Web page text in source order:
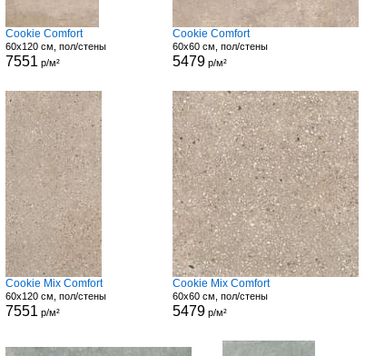
Cookie Comfort
60x120 см, пол/стены
7551 р/м²
Cookie Comfort
60x60 см, пол/стены
5479р/м²
Cookie Mix Comfort
60x120 см, пол/стены
7551 р/м²
Cookie Mix Comfort
60x60 см, пол/стены
5479р/м²